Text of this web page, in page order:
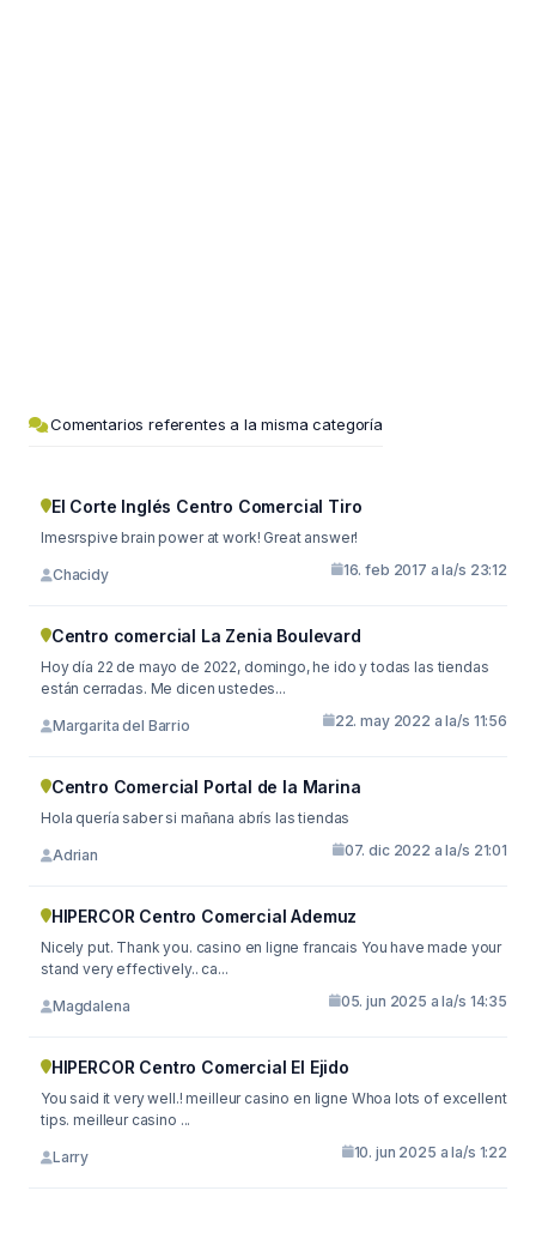
Comentarios referentes a la misma categoría
El Corte Inglés Centro Comercial Tiro
Imesrspive brain power at work! Great answer!
Chacidy 16. feb 2017 a la/s 23:12
Centro comercial La Zenia Boulevard
Hoy día 22 de mayo de 2022, domingo, he ido y todas las tiendas
están cerradas. Me dicen ustedes...
Margarita del Barrio 22. may 2022 a la/s 11:56
Centro Comercial Portal de la Marina
Hola quería saber si mañana abrís las tiendas
Adrian 07. dic 2022 a la/s 21:01
HIPERCOR Centro Comercial Ademuz
Nicely put. Thank you. casino en ligne francais You have made your
stand very effectively.. ca...
Magdalena 05. jun 2025 a la/s 14:35
HIPERCOR Centro Comercial El Ejido
You said it very well.! meilleur casino en ligne Whoa lots of excellent
tips. meilleur casino ...
Larry 10. jun 2025 a la/s 1:22